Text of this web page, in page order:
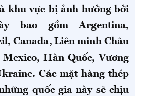
khu vực bị ảnh hưởng bởi
bao gồm Argentina,
Canada, Liên minh Châu
Hàn Quốc, Vương
Các mặt hàng thép
quốc gia này sẽ chịu